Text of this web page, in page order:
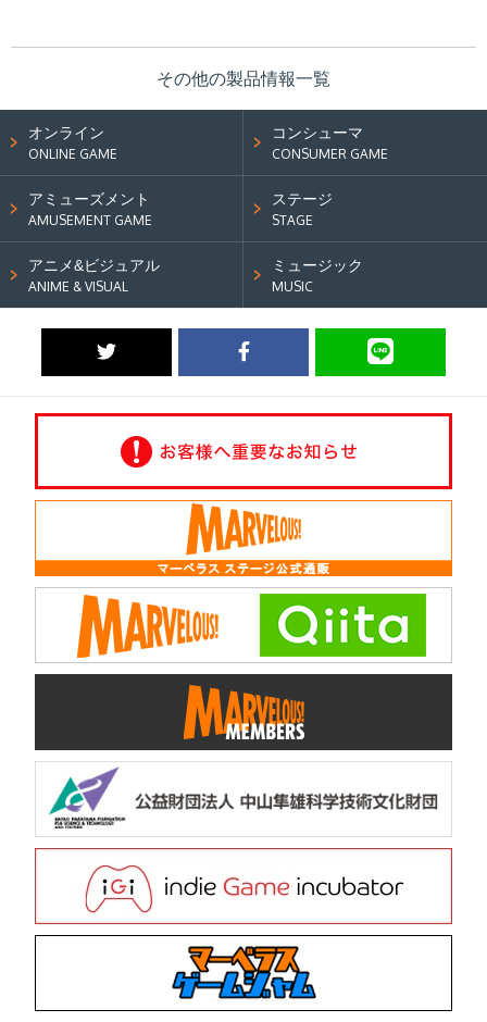
その他の製品情報一覧
オンライン
ONLINE GAME
コンシューマ
CONSUMER GAME
アミューズメント
AMUSEMENT GAME
ステージ
STAGE
アニメ&ビジュアル
ANIME & VISUAL
ミュージック
MUSIC